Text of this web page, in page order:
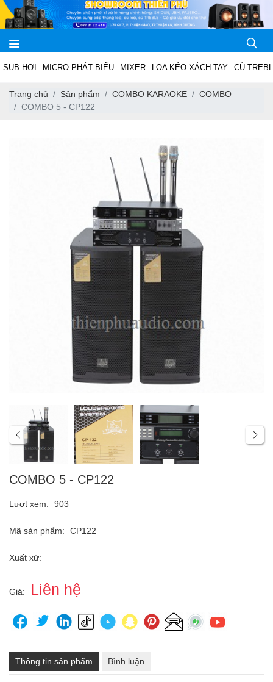
SUB HƠI MICRO PHÁT BIỂU MIXER LOA KÉO XÁCH TAY CỦ
Trang chủ Sản phẩm COMBO KARAOKE
COMBO
COMBO 5 - CP122
COMBO 5 - CP122
Lượt xem: 903
Mã sản phẩm: CP122
Xuất xứ:
Giá: Liên hệ
Thông tin sản phẩm Bình luận